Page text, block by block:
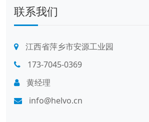
联系我们
江西省萍乡市安源工业园
173-7045-0369
黄经理
info@helvo.cn